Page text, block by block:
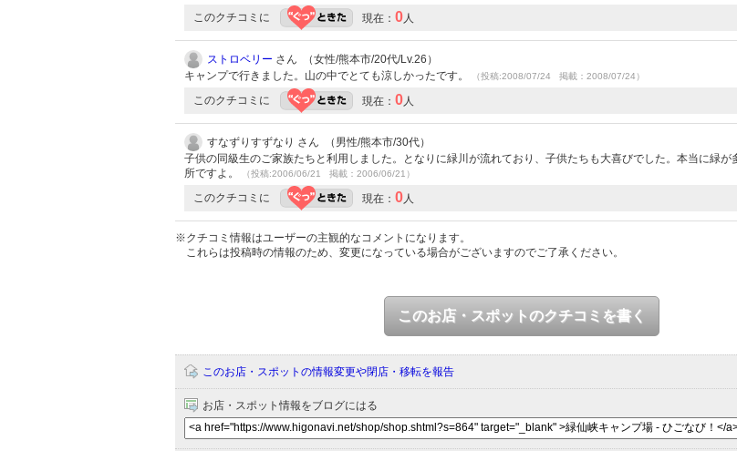
このクチコミに 現在： 0 人
ストロベリー さん （女性/熊本市/20代/Lv.26）
キャンプで行きました。山の中でとても涼しかったです。
（投稿:2008/07/24 掲載：2008/07/24）
このクチコミに 現在： 0 人
すなずりすずなり さん （男性/熊本市/30代）
子供の同級生のご家族たちと利用しました。となりに緑川が流れており、子供たちも大喜びでした。本当に緑が
所ですよ。
（投稿:2006/06/21 掲載：2006/06/21）
このクチコミに 現在： 0 人
※クチコミ情報はユーザーの主観的なコメントになります。
これらは投稿時の情報のため、変更になっている場合がございますのでご了承ください。
このお店・スポットのクチコミを書く
このお店・スポットの情報変更や閉店・移転を報告
お店・スポット情報をブログにはる